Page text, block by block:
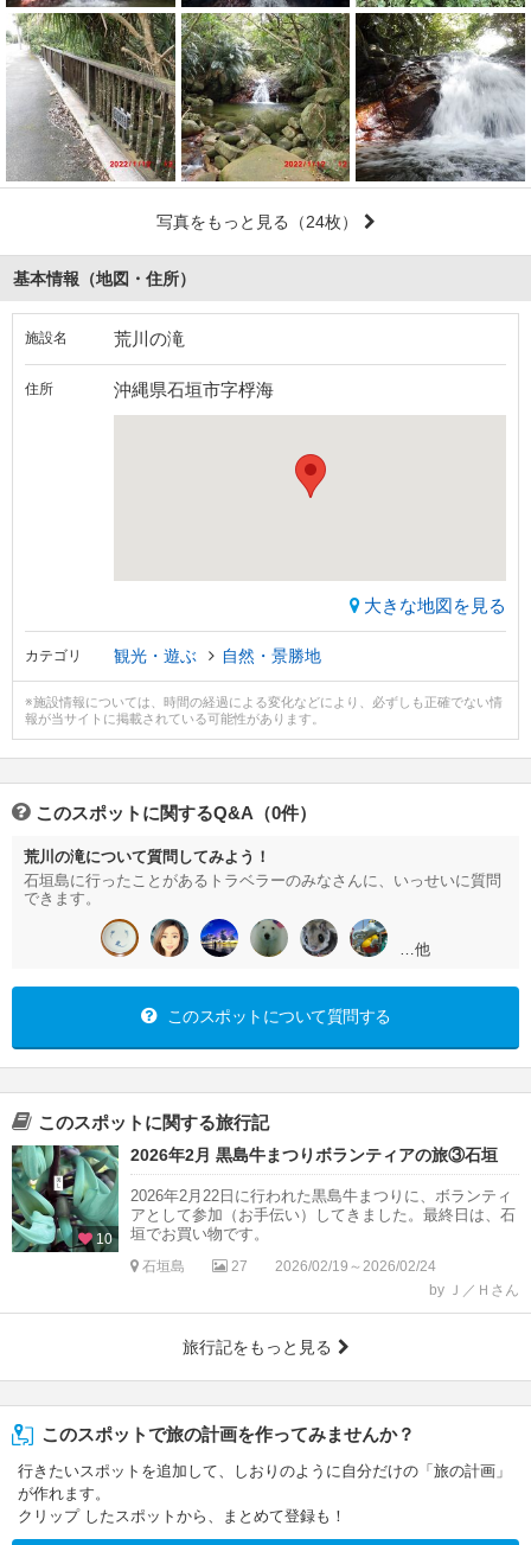
写真をもっと見る （24枚）
基本情報（地図・住所）
施設名 荒川の滝
住所 沖縄県石垣市字桴海
大きな地図を見る
カテゴリ 観光・遊ぶ 自然・景勝地
※施設情報については、時間の経過による変化などにより、必ずしも正確でない情
報が当サイトに掲載されている可能性があります。
このスポットに関するQ&A（0件）
荒川の滝について質問してみよう！
石垣島に行ったことがあるトラベラーのみなさんに、いっせいに質問
できます。
…他
このスポットについて質問する
このスポットに関する旅行記
10
2026年2月 黒島牛まつりボランティアの旅③石垣
2026年2月22日に行われた黒島牛まつりに、ボランティ
アとして参加（お手伝い）してきました。最終日は、石
垣でお買い物です。
石垣島 27
2026/02/19～2026/02/24
by Ｊ／Ｈさん
旅行記をもっと見る
このスポットで旅の計画を作ってみませんか？
行きたいスポットを追加して、しおりのように自分だけの「旅の計画」
が作れます。
クリップ したスポットから、まとめて登録も！